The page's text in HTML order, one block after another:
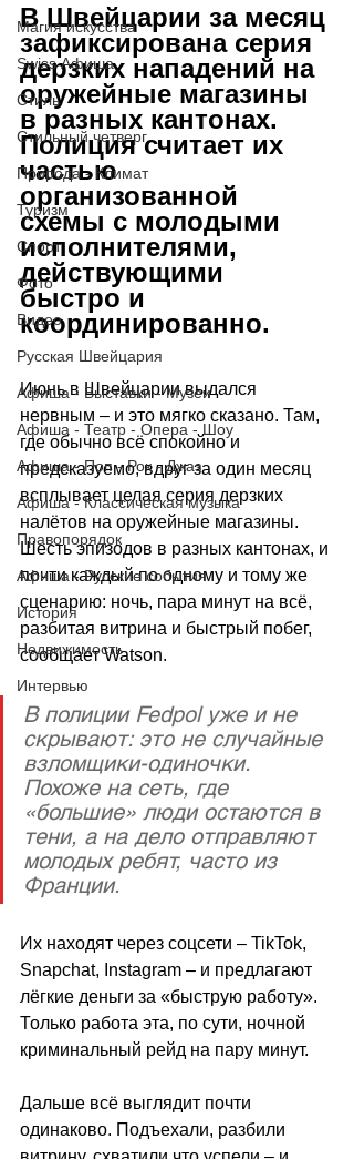
Магия искусства
Swiss Афиша
Стиль
Стильный четверг
Природа - Климат
Туризм
Спорт
Фото
Видео
Русская Швейцария
Афиша - Выставки - Музеи
Афиша - Театр - Опера - Шоу
Афиша - Поп - Рок - Джаз
Афиша - Классическая музыка
Правопорядок
Афиша - Русские события
История
Недвижимость
Интервью
В Швейцарии за месяц
зафиксирована серия
дерзких нападений на
оружейные магазины
в разных кантонах.
Полиция считает их
частью
организованной
схемы с молодыми
исполнителями,
действующими
быстро и
координированно.
Июнь в Швейцарии выдался
нервным – и это мягко сказано. Там,
где обычно всё спокойно и
предсказуемо, вдруг за один месяц
всплывает целая серия дерзких
налётов на оружейные магазины.
Шесть эпизодов в разных кантонах, и
почти каждый по одному и тому же
сценарию: ночь, пара минут на всё,
разбитая витрина и быстрый побег,
сообщает Watson.
В полиции Fedpol уже и не
скрывают: это не случайные
взломщики-одиночки.
Похоже на сеть, где
«большие» люди остаются в
тени, а на дело отправляют
молодых ребят, часто из
Франции.
Их находят через соцсети – TikTok,
Snapchat, Instagram – и предлагают
лёгкие деньги за «быструю работу».
Только работа эта, по сути, ночной
криминальный рейд на пару минут.
Дальше всё выглядит почти
одинаково. Подъехали, разбили